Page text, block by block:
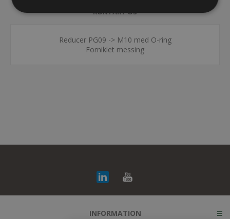
KONTAKT OS
Reducer PG09 -> M10 med O-ring
Forniklet messing
INFORMATION